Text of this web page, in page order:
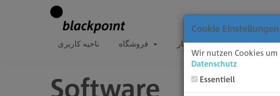
ناحیه کاربری اخبار وضعیت شبکه
Software
Cookie Einstellungen
Wir nutzen Cookies
Datenschutz
Essentiell